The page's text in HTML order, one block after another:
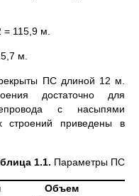
115,9 м.
м.
ПС длиной 12 м.
достаточно для
с насыпями
строений приведены в
1.1. Параметры ПС
Объем